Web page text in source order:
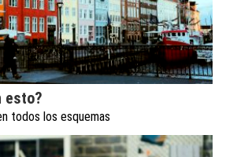
esto?
todos los esquemas